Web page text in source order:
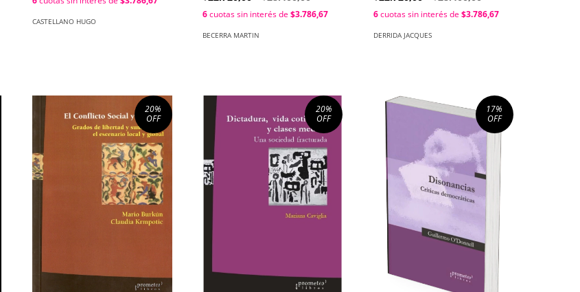
CASTELLANO HUGO
6cuotas sin interés de$3.786,67
BECERRA MARTIN
6cuotas sin interés de$3.786,67
DERRIDA JACQUES
20%
OFF
20%
OFF
17%
OFF